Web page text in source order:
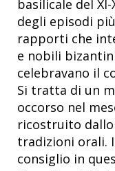
basilicale del
degli episodi
rapporti che
e nobili
celebravano il
Si tratta di un
occorso nel
ricostruito
tradizioni orali.
consiglio in